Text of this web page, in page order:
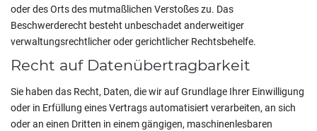
oder des Orts des mutmaßlichen Verstoßes zu. Das
Beschwerderecht besteht unbeschadet anderweitiger
verwaltungsrechtlicher oder gerichtlicher Rechtsbehelfe.
Recht auf Datenübertragbarkeit
Sie haben das Recht, Daten, die wir auf Grundlage Ihrer Einwilligung
oder in Erfüllung eines Vertrags automatisiert verarbeiten, an sich
oder an einen Dritten in einem gängigen, maschinenlesbaren